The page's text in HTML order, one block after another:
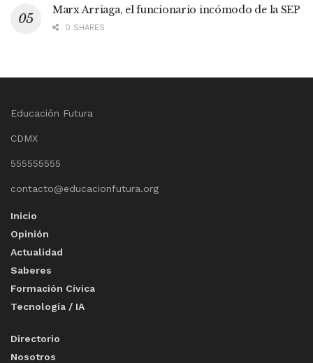
Marx Arriaga, el funcionario incómodo de la SEP
0 SHARES
Educación Futura
CDMX
555555555
contacto@educacionfutura.org
Inicio
Opinión
Actualidad
Saberes
Formación Cívica
Tecnología / IA
Directorio
Nosotros